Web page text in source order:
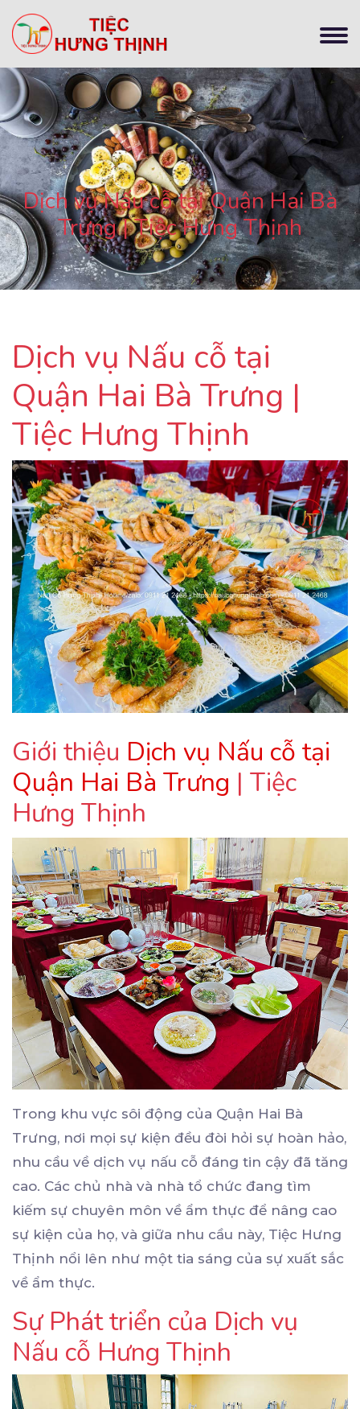
Dịch vụ Nấu cỗ tại Quận Hai Bà
Trưng | Tiệc Hưng Thịnh
Dịch vụ Nấu cỗ tại
Quận Hai Bà Trưng |
Tiệc Hưng Thịnh
Giới thiệu Dịch vụ Nấu cỗ tại
Quận Hai Bà Trưng | Tiệc
Hưng Thịnh
Trong khu vực sôi động của Quận Hai Bà
Trưng, nơi mọi sự kiện đều đòi hỏi sự hoàn hảo,
nhu cầu về dịch vụ nấu cỗ đáng tin cậy đã tăng
cao. Các chủ nhà và nhà tổ chức đang tìm
kiếm sự chuyên môn về ẩm thực để nâng cao
sự kiện của họ, và giữa nhu cầu này, Tiệc Hưng
Thịnh nổi lên như một tia sáng của sự xuất sắc
về ẩm thực.
Sự Phát triển của Dịch vụ
Nấu cỗ Hưng Thịnh